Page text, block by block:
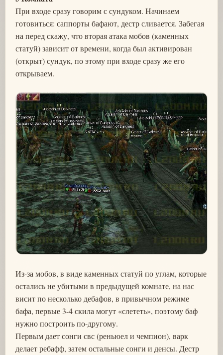
При входе сразу говорим с сундуком. Начинаем
готовиться: саппорты бафают, дестр сливается. Забегая
на перед скажу, что вторая атака мобов (каменных
статуй) зависит от времени, когда был активирован
(открыт) сундук, по этому при входе сразу же его
открываем.
Из-за мобов, в виде каменных статуй по углам, которые
остались не убитыми в предыдущей комнате, на нас
висит по несколько дебафов, в привычном режиме
бафа, первые 3-4 скила могут «слететь», поэтому баф
нужно построить по-другому.
Первым дает сонги свс (реньюел и чемпион), варк
делает ребафф, затем остальные сонги и денсы. Дестр